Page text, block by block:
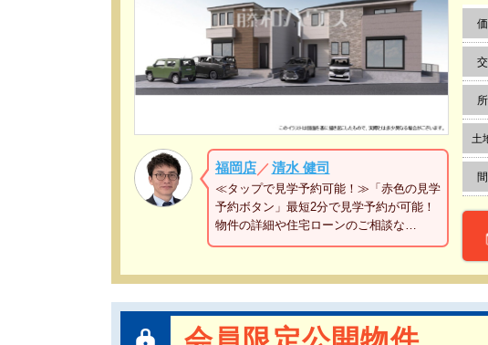
福岡店／清水 健司
≪タップで見学予約可能！≫「赤色の見学
予約ボタン」最短2分で見学予約が可能！
物件の詳細や住宅ローンのご相談な…
土